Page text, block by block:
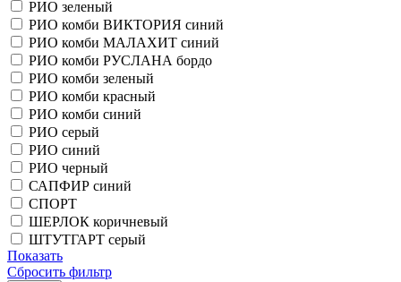
РИО зеленый
РИО комби ВИКТОРИЯ синий
РИО комби МАЛАХИТ синий
РИО комби РУСЛАНА бордо
РИО комби зеленый
РИО комби красный
РИО комби синий
РИО серый
РИО синий
РИО черный
САПФИР синий
СПОРТ
ШЕРЛОК коричневый
ШТУТГАРТ серый
Показать
Сбросить фильтр